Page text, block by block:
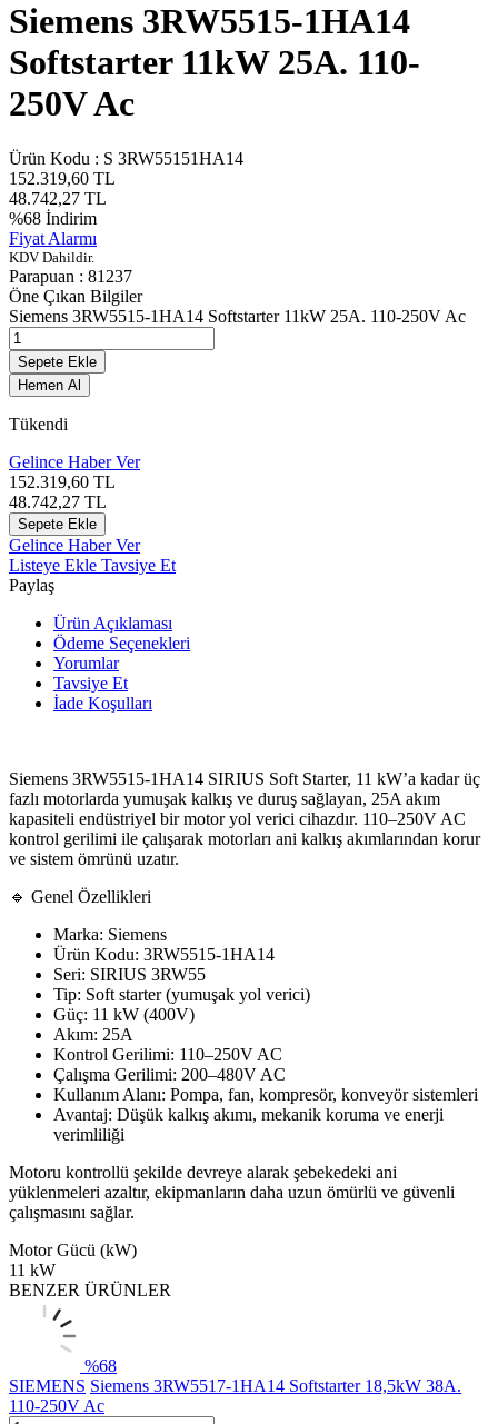
Siemens 3RW5515-1HA14
Softstarter 11kW 25A. 110-
250V Ac
Ürün Kodu : S 3RW55151HA14
152.319,60 TL
48.742,27 TL
%68 İndirim
Fiyat Alarmı
KDV Dahildir.
Parapuan : 81237
Öne Çıkan Bilgiler
Siemens 3RW5515-1HA14 Softstarter 11kW 25A. 110-250V Ac
Sepete Ekle
Hemen Al
Tükendi
Gelince Haber Ver
152.319,60 TL
48.742,27 TL
Sepete Ekle
Gelince Haber Ver
Listeye Ekle Tavsiye Et
Paylaş
Ürün Açıklaması
Ödeme Seçenekleri
Yorumlar
Tavsiye Et
İade Koşulları
Siemens 3RW5515-1HA14 SIRIUS Soft Starter, 11 kW’a kadar üç
fazlı motorlarda yumuşak kalkış ve duruş sağlayan, 25A akım
kapasiteli endüstriyel bir motor yol verici cihazdır. 110–250V AC
kontrol gerilimi ile çalışarak motorları ani kalkış akımlarından korur
ve sistem ömrünü uzatır.
🔹 Genel Özellikleri
Marka: Siemens
Ürün Kodu: 3RW5515-1HA14
Seri: SIRIUS 3RW55
Tip: Soft starter (yumuşak yol verici)
Güç: 11 kW (400V)
Akım: 25A
Kontrol Gerilimi: 110–250V AC
Çalışma Gerilimi: 200–480V AC
Kullanım Alanı: Pompa, fan, kompresör, konveyör sistemleri
Avantaj: Düşük kalkış akımı, mekanik koruma ve enerji
verimliliği
Motoru kontrollü şekilde devreye alarak şebekedeki ani
yüklenmeleri azaltır, ekipmanların daha uzun ömürlü ve güvenli
çalışmasını sağlar.
Motor Gücü (kW)
11 kW
BENZER ÜRÜNLER
%68
SIEMENS Siemens 3RW5517-1HA14 Softstarter 18,5kW 38A.
110-250V Ac